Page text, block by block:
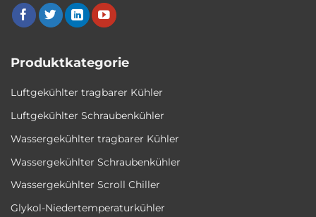
Produktkategorie
Luftgekühlter tragbarer Kühler
Luftgekühlter Schraubenkühler
Wassergekühlter tragbarer Kühler
Wassergekühlter Schraubenkühler
Wassergekühlter Scroll Chiller
Glykol-Niedertemperaturkühler